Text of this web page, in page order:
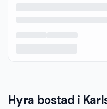
Hyra bostad i